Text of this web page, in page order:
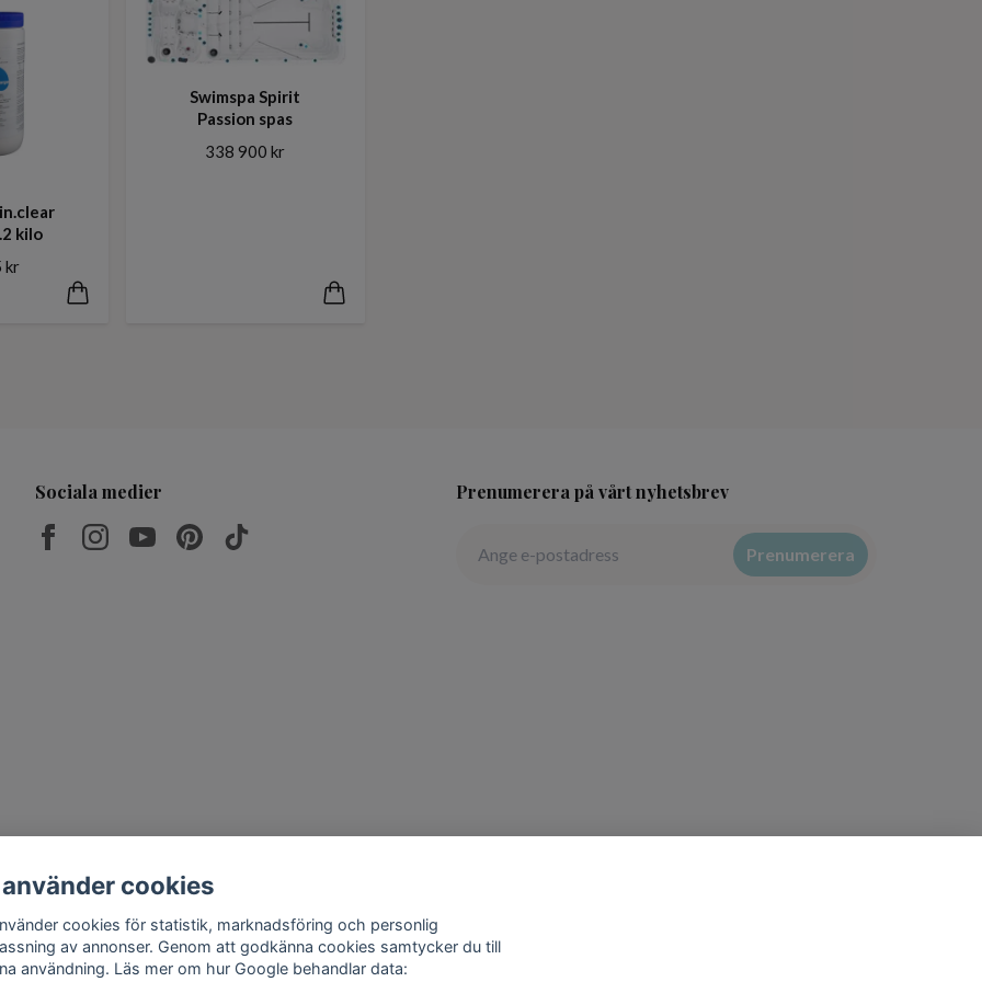
kilo
kr
Swimspa Spirit
Passion spas
338 900 kr
Sociala medier Prenumerera på vårt nyhetsbrev
Prenumerera
cookies
cookies för statistik, marknadsföring och personlig
av annonser. Genom att godkänna cookies samtycker du till
användning. Läs mer om hur Google behandlar data: